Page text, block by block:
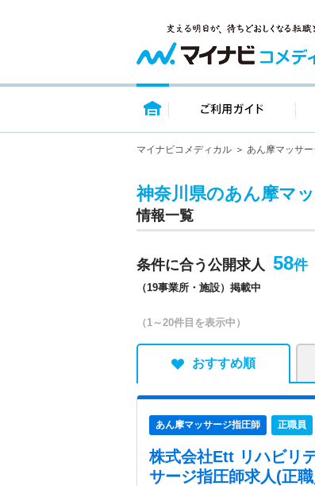
トップページ ご
マイナビコメディカル あん摩マッサ
神奈川県のあん摩マ
情報一覧
条件に合う公開求人 58
（19事業所・施設）掲載中
（1～20件目を表示中）
おすすめ順
あん摩マッサージ指圧師 正職員
株式会社Ett リハビリ
サージ指圧師求人(正